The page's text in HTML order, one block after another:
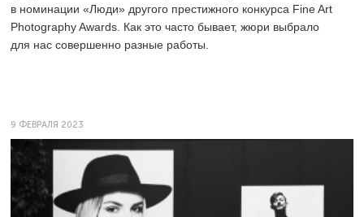
в номинации «Люди» другого престижного конкурса Fine Art
Photography Awards. Как это часто бывает, жюри выбрало
для нас совершенно разные работы.
9 ФЕВРАЛЯ 2023